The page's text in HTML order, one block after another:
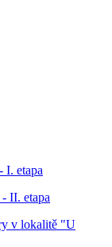
I. etapa
II. etapa
v lokalitě "U